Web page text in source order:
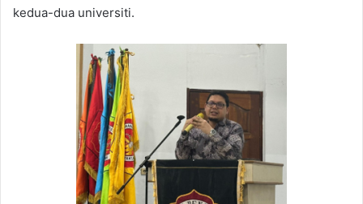
kedua-dua universiti.